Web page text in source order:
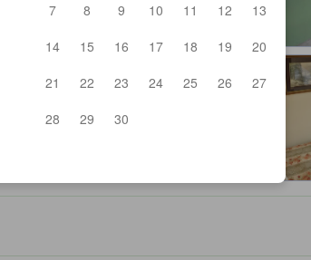
7
8 9 10 11 12
13
14
15 16 17 18 19
20
21
22 23 24 25 26
27
28
29 30